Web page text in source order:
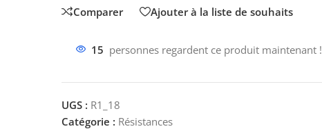
Comparer Ajouter à la liste de souhaits
15 personnes regardent ce produit maintenant !
UGS : R1_18
Catégorie : Résistances